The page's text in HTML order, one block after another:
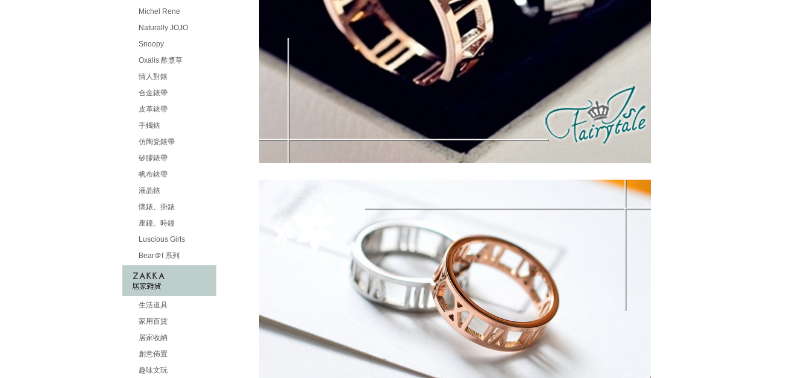
Michel Rene
Naturally JOJO
Snoopy
Oxalis 酢漿草
情人對錶
合金錶帶
皮革錶帶
手鐲錶
仿陶瓷錶帶
矽膠錶帶
帆布錶帶
液晶錶
懷錶、掛錶
座鐘、時鐘
Luscious Girls
Bear＠f 系列
生活道具
家用百貨
居家收納
創意佈置
趣味文玩